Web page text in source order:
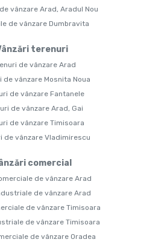
vânzare Arad, Aradul Nou
de vânzare Dumbravita
terenuri
de vânzare Arad
de vânzare Mosnita Noua
de vânzare Fantanele
de vânzare Arad, Gai
de vânzare Timisoara
de vânzare Vladimirescu
comercial
de vânzare Arad
de vânzare Arad
de vânzare Timisoara
de vânzare Timisoara
de vânzare Oradea